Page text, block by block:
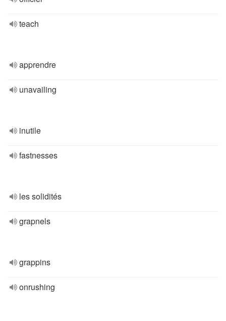
teach
apprendre
unavailing
inutile
fastnesses
les solidités
grapnels
grappins
onrushing